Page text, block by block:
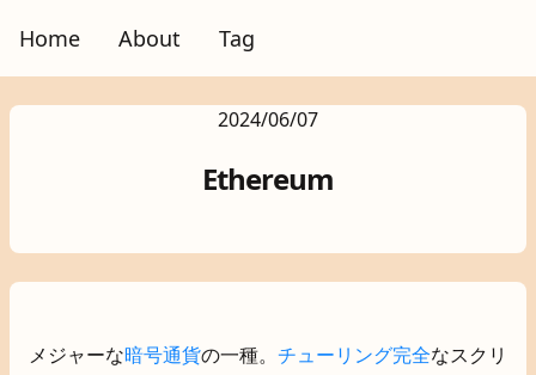
Home About Tag
2024/06/07
Ethereum
メジャーな暗号通貨の一種。 チューリング完全なスクリ